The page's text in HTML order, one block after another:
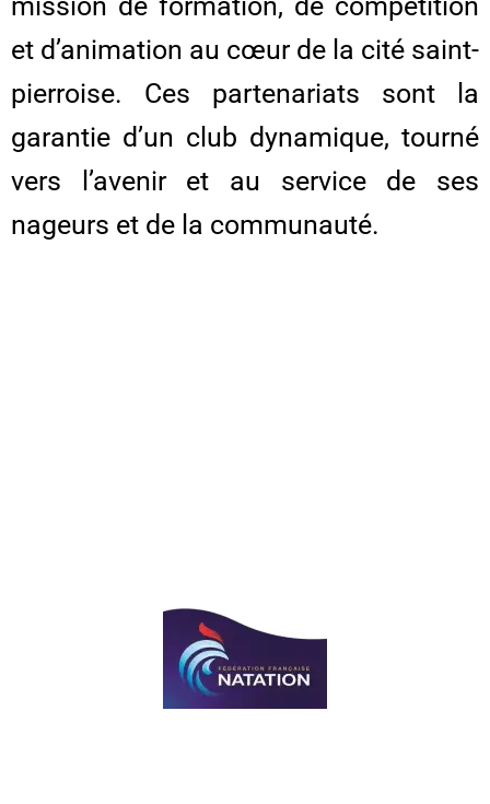
et d’animation au cœur de la cité saint-
pierroise. Ces partenariats sont la
garantie d’un club dynamique, tourné
vers l’avenir et au service de ses
nageurs et de la communauté.